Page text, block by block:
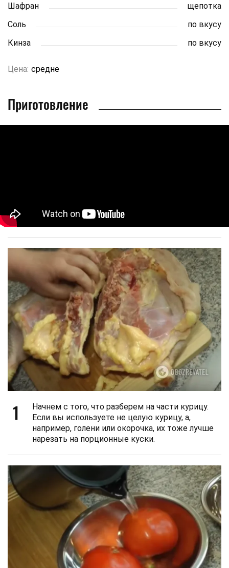
Шафран
щепотка
Соль
по вкусу
Кинза
по вкусу
Цена: средне
Приготовление
1
Начнем с того, что разберем на части курицу.
Если вы используете не целую курицу, а,
например, голени или окорочка, их тоже лучше
нарезать на порционные куски.